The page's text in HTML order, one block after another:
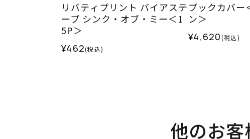
リバティプリント バイアステ
ープ シンク・オブ・ミー＜1
5P＞
¥462(税込)
ブックカバー
ン＞
¥4,620(税込)
他のお